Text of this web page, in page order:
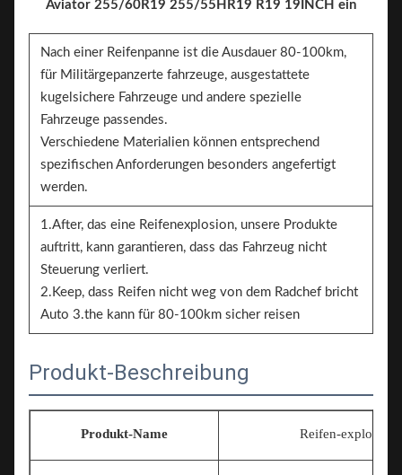
Aviator 255/60R19 255/55HR19 R19 19INCH ein
Nach einer Reifenpanne ist die Ausdauer 80-100km,
für Militärgepanzerte fahrzeuge, ausgestattete
kugelsichere Fahrzeuge und andere spezielle
Fahrzeuge passendes.
Verschiedene Materialien können entsprechend
spezifischen Anforderungen besonders angefertigt
werden.
1.After, das eine Reifenexplosion, unsere Produkte
auftritt, kann garantieren, dass das Fahrzeug nicht
Steuerung verliert.
2.Keep, dass Reifen nicht weg von dem Radchef bricht
Auto 3.the kann für 80-100km sicher reisen
Produkt-Beschreibung
Produkt-Name Reifen-